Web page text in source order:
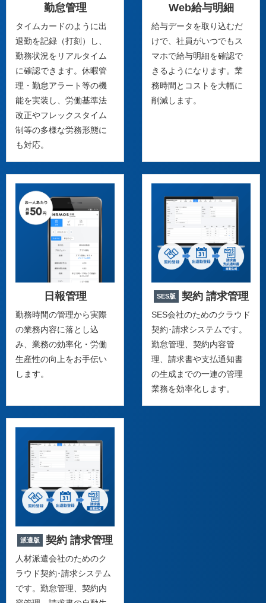
勤怠管理
タイムカードのように出
退勤を記録（打刻）し、
勤務状況をリアルタイム
に確認できます。休暇管
理・勤怠アラート等の機
能を実装し、労働基準法
改正やフレックスタイム
制等の多様な労務形態に
も対応。
Web給与明細
給与データを取り込むだ
けで、社員がいつでもス
マホで給与明細を確認で
きるようになります。業
務時間とコストを大幅に
削減します。
日報管理
勤務時間の管理から実際
の業務内容に落とし込
み、業務の効率化・労働
生産性の向上をお手伝い
します。
SES版 契約 請求管理
SES会社のためのクラウド
契約･請求システムです。
勤怠管理、契約内容管
理、請求書や支払通知書
の生成までの一連の管理
業務を効率化します。
派遣版 契約 請求管理
人材派遣会社のためのク
ラウド契約･請求システム
です。勤怠管理、契約内